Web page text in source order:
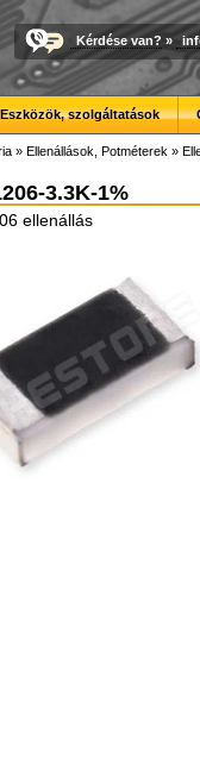
Kérdése van? »
Eszközök, szolgáltatások
» Ellenállások, Potméterek »
3.3K-1%
ellenállás